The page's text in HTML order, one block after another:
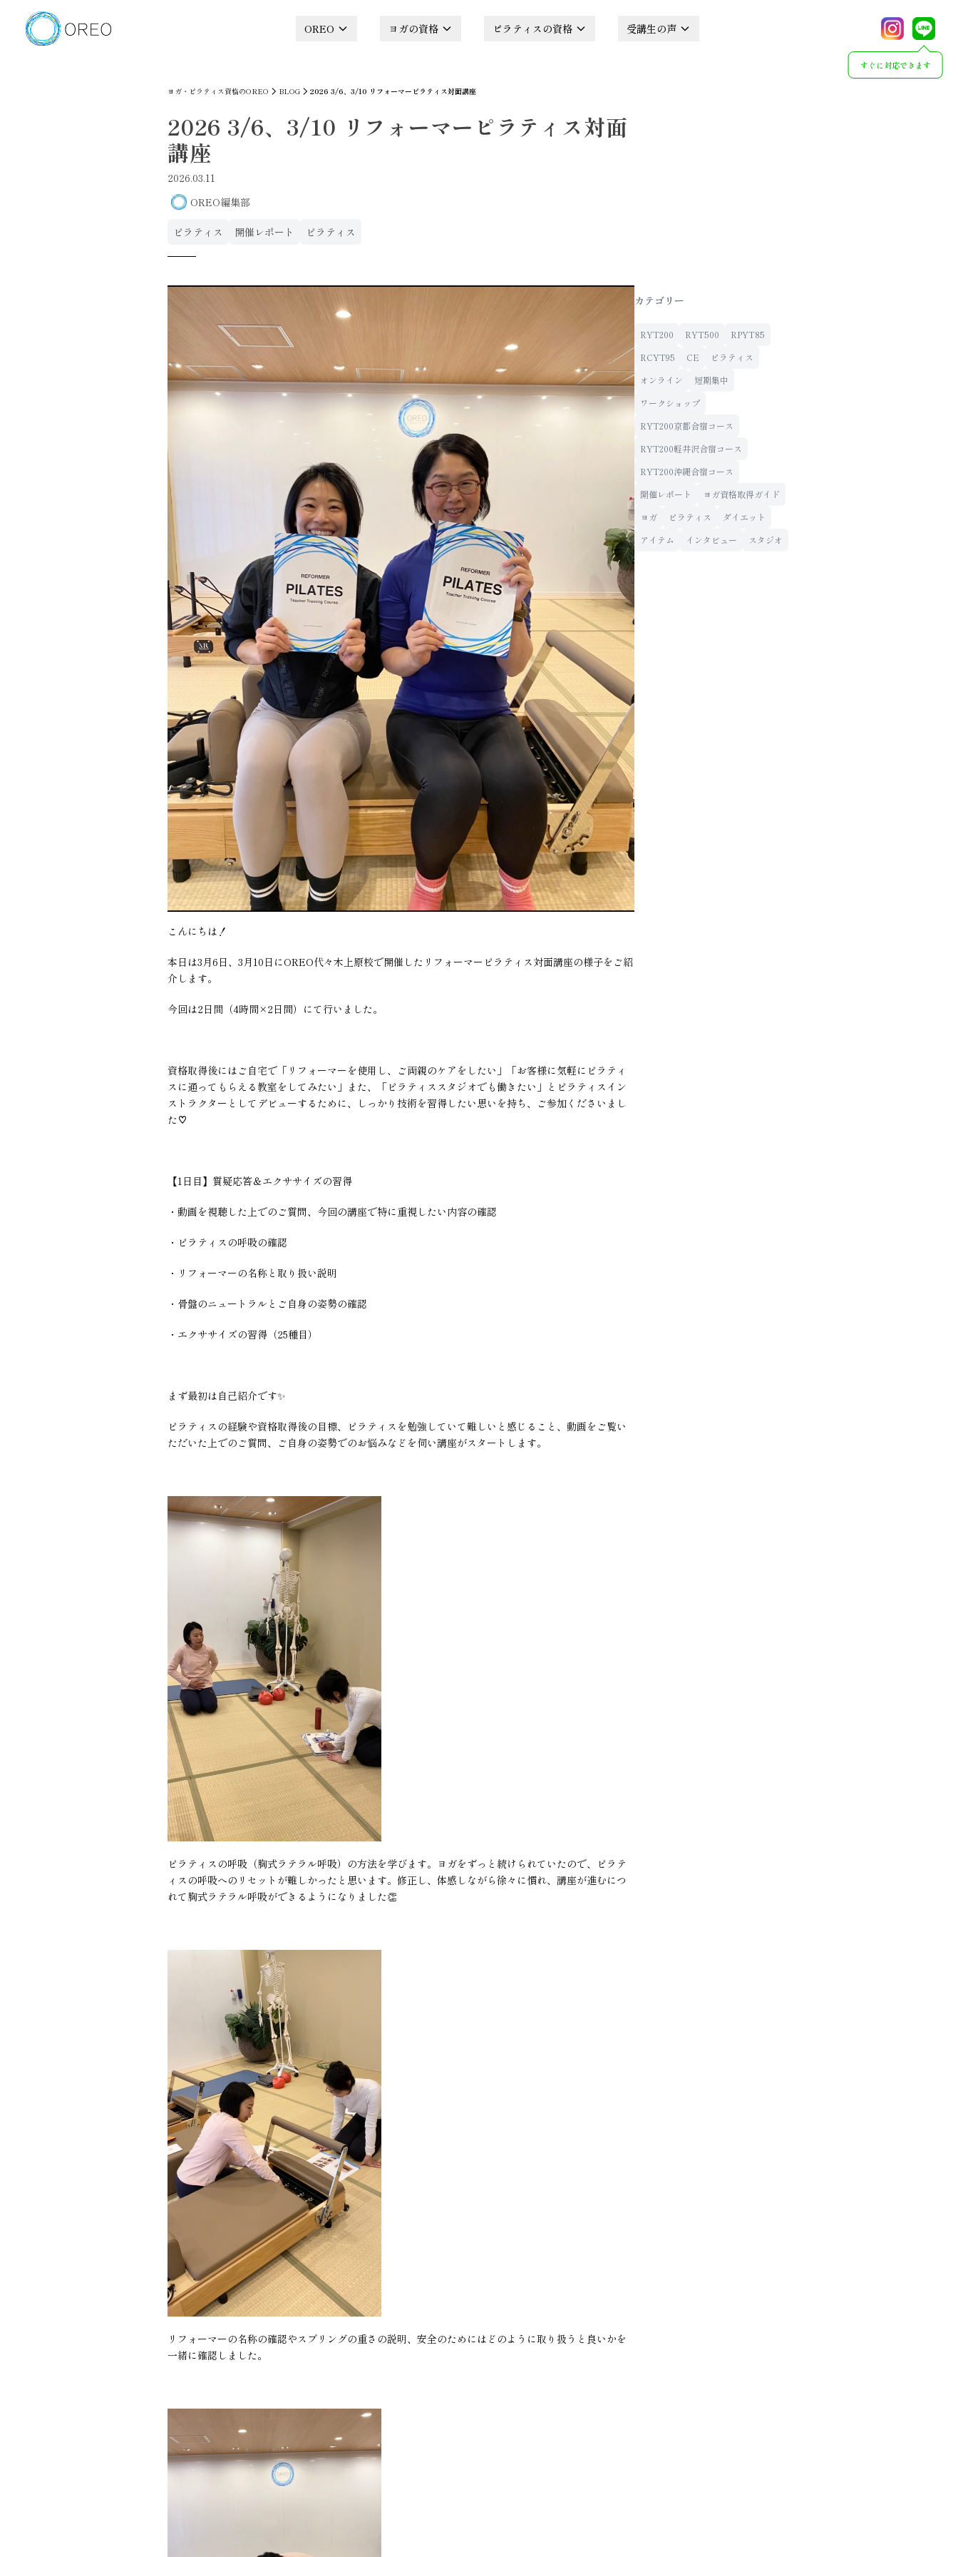
OREO ヨガの資格 ピラティスの資格 受講生の声
すぐに対応できます
ヨガ・ピラティス資格のOREO BLOG 2026 3/6、3/10 リフォーマーピラティス対面講座
2026 3/6、3/10 リフォーマーピラティス対面
講座
2026.03.11
OREO編集部
ピラティス 開催レポート ピラティス
こんにちは！
本日は3月6日、3月10日にOREO代々木上原校で開催したリフォーマーピラティス対面講座の様子をご紹
介します。
今回は2日間（4時間×2日間）にて行いました。
資格取得後にはご自宅で「リフォーマーを使用し、ご両親のケアをしたい」「お客様に気軽にピラティ
スに通ってもらえる教室をしてみたい」また、「ピラティススタジオでも働きたい」とピラティスイン
ストラクターとしてデビューするために、しっかり技術を習得したい思いを持ち、ご参加くださいまし
た♡
【1日目】質疑応答＆エクササイズの習得
・動画を視聴した上でのご質問、今回の講座で特に重視したい内容の確認
・ピラティスの呼吸の確認
・リフォーマーの名称と取り扱い説明
・骨盤のニュートラルとご自身の姿勢の確認
・エクササイズの習得（25種目）
まず最初は自己紹介です✨
ピラティスの経験や資格取得後の目標、ピラティスを勉強していて難しいと感じること、動画をご覧い
ただいた上でのご質問、ご自身の姿勢でのお悩みなどを伺い講座がスタートします。
ピラティスの呼吸（胸式ラテラル呼吸）の方法を学びます。ヨガをずっと続けられていたので、ピラテ
ィスの呼吸へのリセットが難しかったと思います。修正し、体感しながら徐々に慣れ、講座が進むにつ
れて胸式ラテラル呼吸ができるようになりました👏
リフォーマーの名称の確認やスプリングの重さの説明、安全のためにはどのように取り扱うと良いかを
一緒に確認しました。
カテゴリー
RYT200 RYT500
RPYT85
RCYT95
CE
ピラティス
オンライン
短期集中
ワークショップ
RYT200京都合宿コース
RYT200軽井沢合宿コース
RYT200沖縄合宿コース
開催レポート
ヨガ資格取得ガイド
ヨガ
ピラティス
ダイエット
アイテム
インタビュー スタジオ